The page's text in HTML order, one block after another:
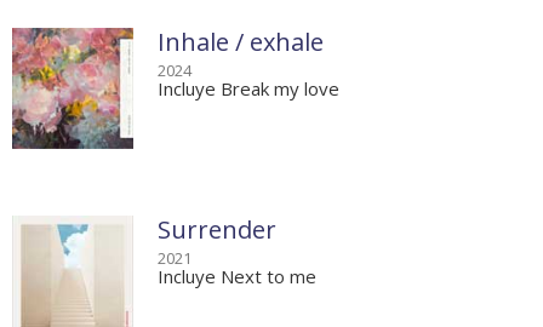
Inhale / exhale
2024
Incluye Break my love
Surrender
2021
Incluye Next to me